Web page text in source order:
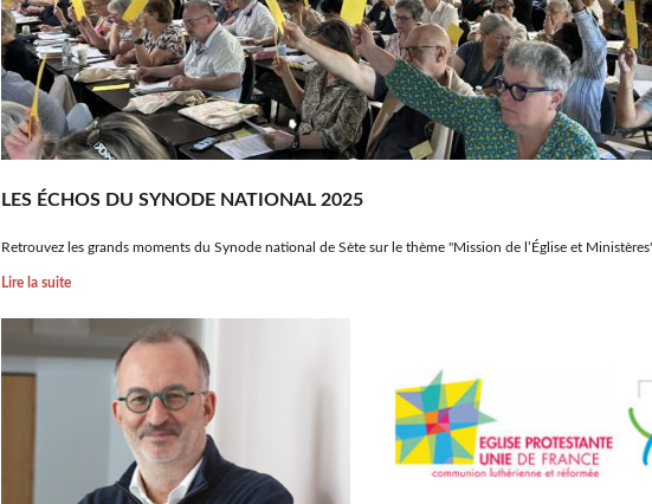
LES ÉCHOS DU SYNODE NATIONAL 2025
Retrouvez les grands moments du Synode national de Sète sur le thème "Mission de l’Église et
Lire la suite